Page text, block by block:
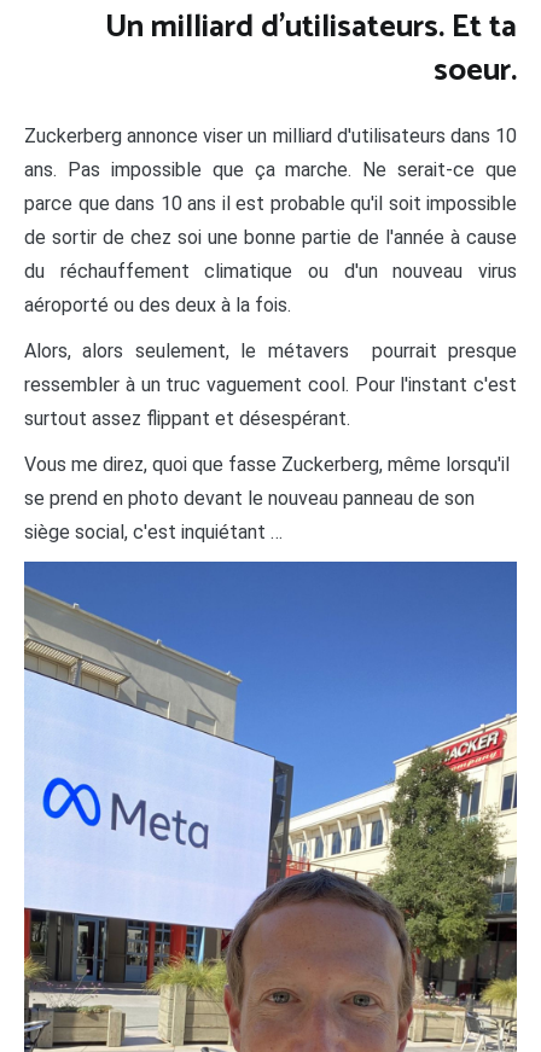
Un milliard d'utilisateurs. Et ta
soeur.
Zuckerberg annonce viser un milliard d'utilisateurs dans 10
ans. Pas impossible que ça marche. Ne serait-ce que
parce que dans 10 ans il est probable qu'il soit impossible
de sortir de chez soi une bonne partie de l'année à cause
du réchauffement climatique ou d'un nouveau virus
aéroporté ou des deux à la fois.
Alors, alors seulement, le métavers pourrait presque
ressembler à un truc vaguement cool. Pour l'instant c'est
surtout assez flippant et désespérant.
Vous me direz, quoi que fasse Zuckerberg, même lorsqu'il
se prend en photo devant le nouveau panneau de son
siège social, c'est inquiétant …